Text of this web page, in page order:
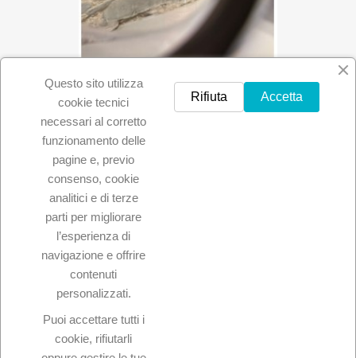
14,20 €
Visualizzati 1-24 su 49 articoli
Questo sito utilizza
cookie tecnici
necessari al corretto
funzionamento delle
pagine e, previo
consenso, cookie
analitici e di terze
parti per migliorare
l’esperienza di
navigazione e offrire
contenuti
personalizzati.
Puoi accettare tutti i
cookie, rifiutarli
Accetta
Rifiuta